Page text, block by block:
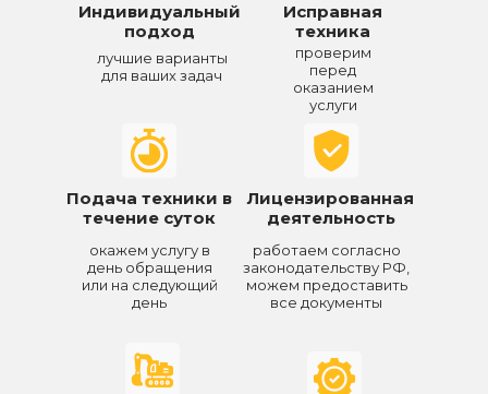
окажем услугу в
день обращения
или на следующий
день
Подача техники в
течение суток
Лицензированная
деятельность
работаем согласно
законодательству РФ,
можем предоставить
все документы
Индивидуальный
подход
лучшие варианты
для ваших задач
проверим
перед
оказанием
услуги
Исправная
техника